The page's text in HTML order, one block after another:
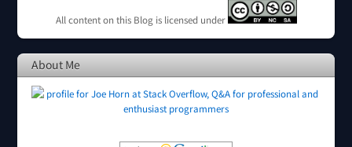
All content on this Blog is licensed under
About Me